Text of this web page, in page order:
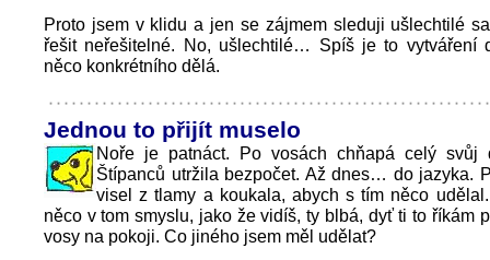
Proto jsem v klidu a jen se zájmem sleduji ušlechtilé
řešit neřešitelné. No, ušlechtilé… Spíš je to vytváření
něco konkrétního dělá.
Jednou to přijít muselo
Noře je patnáct. Po vosách chňapá celý svůj
Štípanců utržila bezpočet. Až dnes… do jazyka.
visel z tlamy a koukala, abych s tím něco
něco v tom smyslu, jako že vidíš, ty blbá, dyť ti to říkám
vosy na pokoji. Co jiného jsem měl udělat?